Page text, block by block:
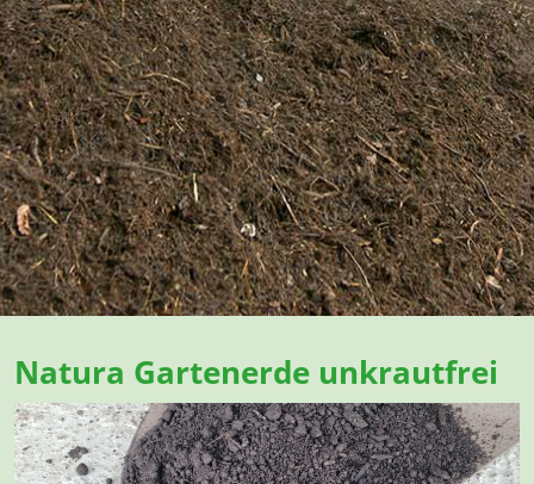
Natura Gartenerde unkrautfrei